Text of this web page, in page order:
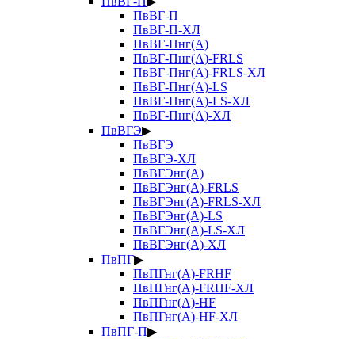
ПвВГ-П
ПвВГ-П-ХЛ
ПвВГ-Пнг(А)
ПвВГ-Пнг(А)-FRLS
ПвВГ-Пнг(А)-FRLS-ХЛ
ПвВГ-Пнг(А)-LS
ПвВГ-Пнг(А)-LS-ХЛ
ПвВГ-Пнг(А)-ХЛ
ПвВГЭ▶
ПвВГЭ
ПвВГЭ-ХЛ
ПвВГЭнг(А)
ПвВГЭнг(А)-FRLS
ПвВГЭнг(А)-FRLS-ХЛ
ПвВГЭнг(А)-LS
ПвВГЭнг(А)-LS-ХЛ
ПвВГЭнг(А)-ХЛ
ПвПГ▶
ПвПГнг(А)-FRHF
ПвПГнг(А)-FRHF-ХЛ
ПвПГнг(А)-HF
ПвПГнг(А)-HF-ХЛ
ПвПГ-П▶